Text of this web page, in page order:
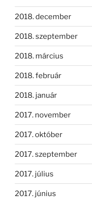
2018. december
2018. szeptember
2018. március
2018. február
2018. január
2017. november
2017. október
2017. szeptember
2017. július
2017. június